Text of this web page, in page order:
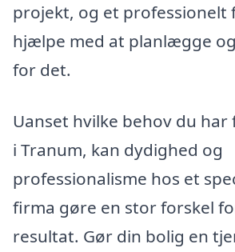
projekt, og et professionelt
hjælpe med at planlægge
for det.
Uanset hvilke behov du
i Tranum, kan dydighed og
professionalisme hos et
firma gøre en stor forskel
resultat. Gør din bolig en